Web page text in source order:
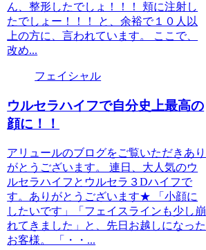
ん、整形したでしょ！！！ 頬に注射し
たでしょー！！！ と、余裕で１０人以
上の方に、言われています。 ここで、
改め...
フェイシャル
ウルセラハイフで自分史上最高の
顔に！！
アリュールのブログをご覧いただきあり
がとうございます。 連日、大人気のウ
ルセラハイフとウルセラ３Dハイフで
す。ありがとうございます★ 「小顔に
したいです」「フェイスラインも少し崩
れてきました」と、先日お越しになった
お客様。 「・・...